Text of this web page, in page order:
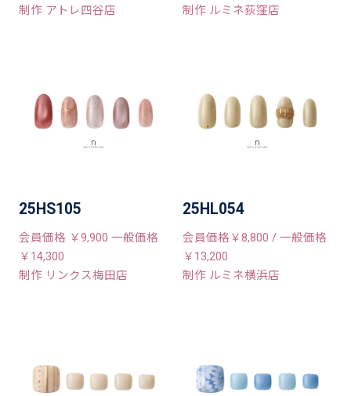
制作 アトレ四谷店
制作 ルミネ荻窪店
25HS105
会員価格 ￥9,900 一般価格
￥14,300
制作 リンクス梅田店
25HL054
会員価格￥8,800 / 一般価格
￥13,200
制作 ルミネ横浜店